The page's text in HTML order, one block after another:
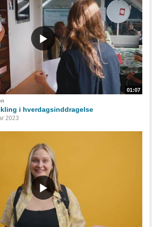
01:07
i hverdagsinddragelse
2023